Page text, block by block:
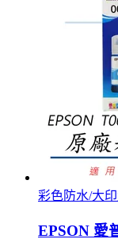
彩色防水/大
EPSON 愛